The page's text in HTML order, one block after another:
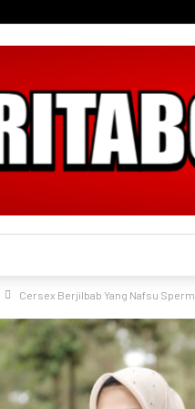
Cersex Berjilbab Yang Nafsu